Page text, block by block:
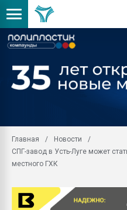
Главная
Новости
СПГ-завод в Усть-Луге может
местного ГХК